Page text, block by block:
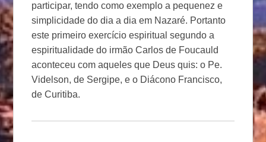
participar, tendo como exemplo a pequenez e
simplicidade do dia a dia em Nazaré. Portanto
este primeiro exercício espiritual segundo a
espiritualidade do irmão Carlos de Foucauld
aconteceu com aqueles que Deus quis: o Pe.
Videlson, de Sergipe, e o Diácono Francisco,
de Curitiba.